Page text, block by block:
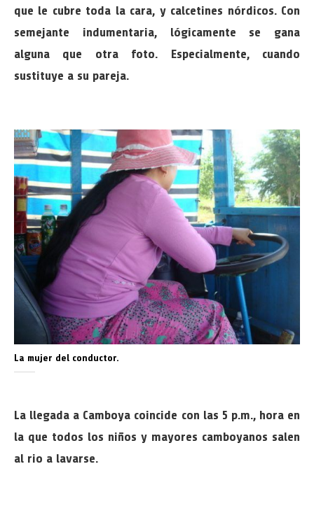
que le cubre toda la cara, y calcetines nórdicos. Con
semejante indumentaria, lógicamente se gana
alguna que otra foto. Especialmente, cuando
sustituye a su pareja.
La mujer del conductor.
La llegada a Camboya coincide con las 5 p.m., hora en
la que todos los niños y mayores camboyanos salen
al rio a lavarse.